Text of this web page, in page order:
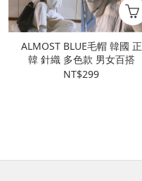
ALMOST BLUE毛帽 韓國 正
韓 針織 多色款 男女百搭
NT$299